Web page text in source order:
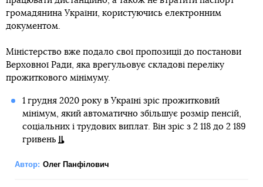
громадянина України, користуючись електронним
документом.
Міністерство вже подало свої пропозиції до постанови
Верховної Ради, яка врегульовує складові переліку
прожиткового мінімуму.
1 грудня 2020 року в Україні зріс прожитковий
мінімум, який автоматично збільшує розмір пенсій,
соціальних і трудових виплат. Він зріс з 2 118 до 2 189
гривень
Автор: Олег Панфілович